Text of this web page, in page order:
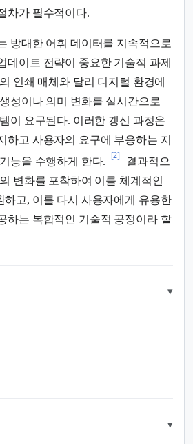
차가 필수적이다.
방대한 어휘 데이터를 지속적으로
데이트 전략이 중요한 기술적 과제
인쇄 매체와 달리 디지털 환경에
성이나 의미 변화를 실시간으로
이 요구된다. 이러한 갱신 과정은
하고 사용자의 요구에 부응하는 지
능을 수행하게 한다.
[2]
결과적으
변화를 포착하여 이를 체계적인
하고, 이를 다시 사용자에게 유용한
하는 복합적인 기술적 공정이라 할
▾
▾